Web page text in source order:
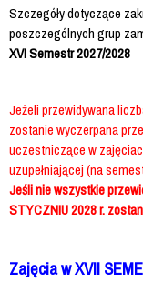
Szczegóły dotyczące
poszczególnych grup
XVI Semestr 2027/2028
Jeżeli przewidywana
zostanie wyczerpana
uczestniczące w
uzupełniającej (na
Jeśli nie wszystkie
STYCZNIU 2028 r.
Zajęcia w XVII